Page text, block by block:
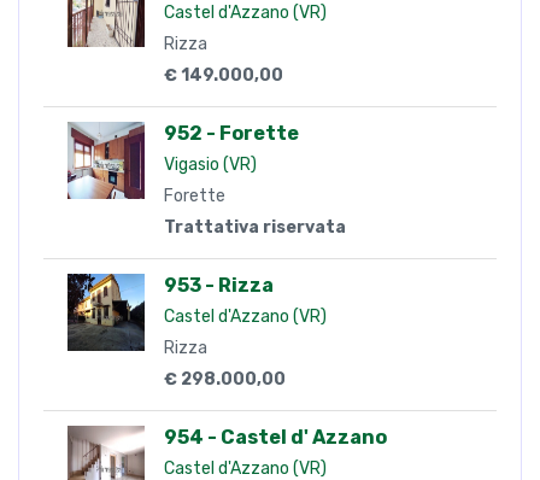
Castel d'Azzano (VR)
Rizza
€ 149.000,00
952 - Forette
Vigasio (VR)
Forette
Trattativa riservata
953 - Rizza
Castel d'Azzano (VR)
Rizza
€ 298.000,00
954 - Castel d' Azzano
Castel d'Azzano (VR)